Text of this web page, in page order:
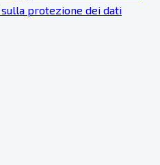
protezione dei dati